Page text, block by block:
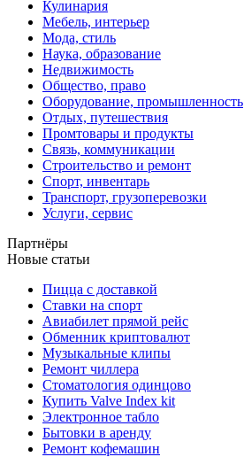
Кулинария
Мебель, интерьер
Мода, стиль
Наука, образование
Недвижимость
Общество, право
Оборудование, промышленность
Отдых, путешествия
Промтовары и продукты
Связь, коммуникации
Строительство и ремонт
Спорт, инвентарь
Транспорт, грузоперевозки
Услуги, сервис
Партнёры
Новые статьи
Пицца с доставкой
Ставки на спорт
Авиабилет прямой рейс
Обменник криптовалют
Музыкальные клипы
Ремонт чиллера
Стоматология одинцово
Купить Valve Index kit
Электронное табло
Бытовки в аренду
Ремонт кофемашин